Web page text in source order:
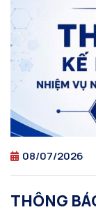
08/07/2026
THÔNG